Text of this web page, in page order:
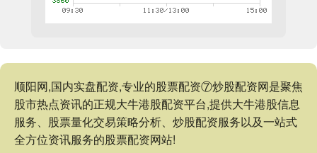
顺阳网,国内实盘配资,专业的股票配资⑦炒股配资网是聚焦
股市热点资讯的正规大牛港股配资平台,提供大牛港股信息
服务、股票量化交易策略分析、炒股配资服务以及一站式
全方位资讯服务的股票配资网站!